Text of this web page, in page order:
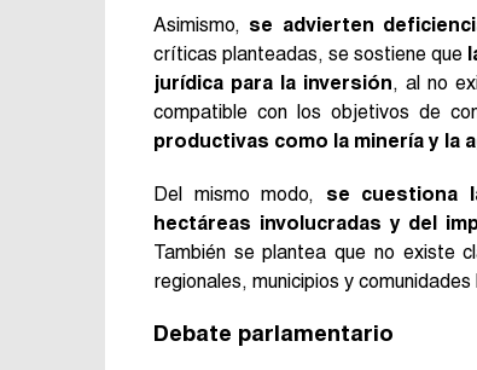
Asimismo, se advierten
críticas planteadas, se sostiene que
jurídica para la inversión, al no
compatible con los objetivos de
productivas como la minería y la
Del mismo modo, se cuestiona
hectáreas involucradas y del
También se plantea que no existe
regionales, municipios y
Debate parlamentario